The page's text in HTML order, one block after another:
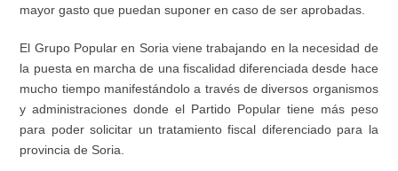
mayor gasto que puedan suponer en caso de ser aprobadas.
El Grupo Popular en Soria viene trabajando en la necesidad de
la puesta en marcha de una fiscalidad diferenciada desde hace
mucho tiempo manifestándolo a través de diversos organismos
y administraciones donde el Partido Popular tiene más peso
para poder solicitar un tratamiento fiscal diferenciado para la
provincia de Soria.